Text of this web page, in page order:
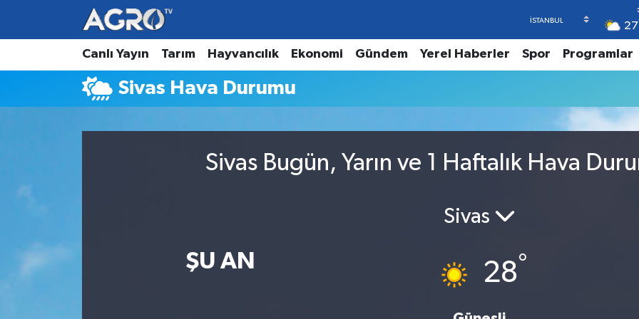
27
Canlı Yayın Tarım Hayvancılık Ekonomi Gündem Yerel Haberler Spor Programlar
Sivas Hava Durumu
Sivas Bugün, Yarın ve 1 Haftalık Hava
ŞU AN
Sivas
28°
Hava Durumu
Trafik Durumu